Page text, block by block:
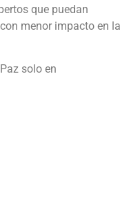
que puedan
menor impacto en la
solo en